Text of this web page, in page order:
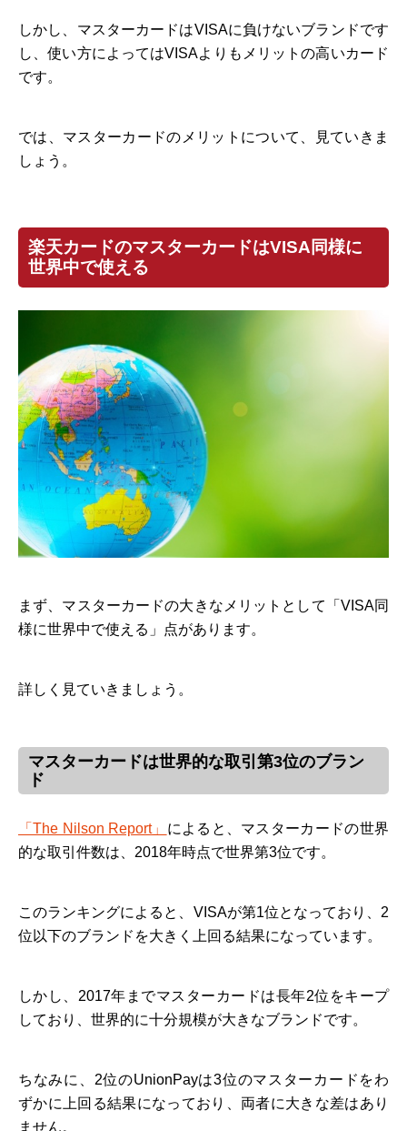
しかし、マスターカードはVISAに負けないブランドです
し、使い方によってはVISAよりもメリットの高いカード
です。
では、マスターカードのメリットについて、見ていきま
しょう。
楽天カードのマスターカードはVISA同様に
世界中で使える
まず、マスターカードの大きなメリットとして「VISA同
様に世界中で使える」点があります。
詳しく見ていきましょう。
マスターカードは世界的な取引第3位のブラン
ド
「The Nilson Report」 によると、マスターカードの世界
的な取引件数は、2018年時点で世界第3位です。
このランキングによると、VISAが第1位となっており、2
位以下のブランドを大きく上回る結果になっています。
しかし、2017年までマスターカードは長年2位をキープ
しており、世界的に十分規模が大きなブランドです。
ちなみに、2位のUnionPayは3位のマスターカードをわ
ずかに上回る結果になっており、両者に大きな差はあり
ません。